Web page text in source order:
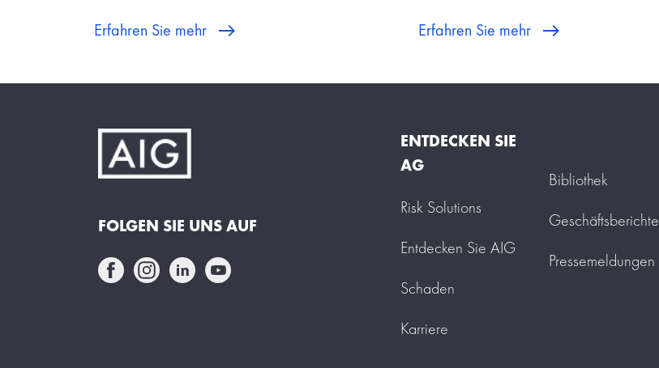
Erfahren Sie mehr Erfahren Sie mehr
FOLGEN SIE UNS AUF
ENTDECKEN SIE
AG
Risk Solutions
Entdecken Sie AIG
Schaden
Karriere
Bibliothek
Geschäftsberichte
Pressemeldungen